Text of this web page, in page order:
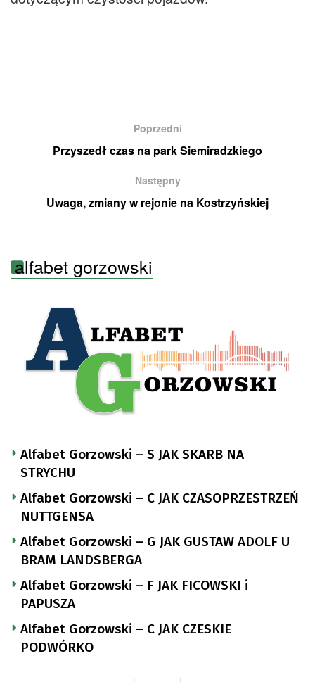
Poprzedni
Przyszedł czas na park Siemiradzkiego
Następny
Uwaga, zmiany w rejonie na Kostrzyńskiej
alfabet gorzowski
Alfabet Gorzowski – S JAK SKARB NA
STRYCHU
Alfabet Gorzowski – C JAK CZASOPRZESTRZEŃ
NUTTGENSA
Alfabet Gorzowski – G JAK GUSTAW ADOLF U
BRAM LANDSBERGA
Alfabet Gorzowski – F JAK FICOWSKI i
PAPUSZA
Alfabet Gorzowski – C JAK CZESKIE
PODWÓRKO